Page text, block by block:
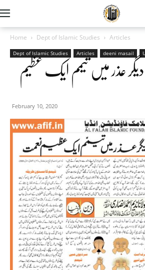
Home Dept of Islamic Studies Articles
Dept of Islamic Studies Articles deeni masail
عذر میں تیمم ایک عظیم
February 10, 2020